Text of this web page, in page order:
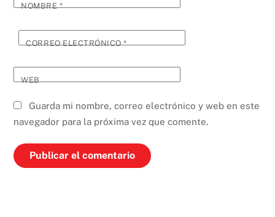
NOMBRE*
CORREO ELECTRÓNICO*
WEB
Guarda mi nombre, correo electrónico y web en este
navegador para la próxima vez que comente.